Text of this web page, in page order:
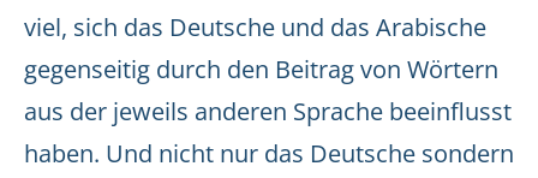
viel, sich das Deutsche und das Arabische
gegenseitig durch den Beitrag von Wörtern
aus der jeweils anderen Sprache beeinflusst
haben. Und nicht nur das Deutsche sondern